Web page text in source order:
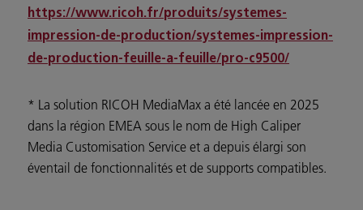
https://www.ricoh.fr/produits/systemes-
impression-de-production/systemes-impression-
de-production-feuille-a-feuille/pro-c9500/
* La solution RICOH MediaMax a été lancée en 2025
dans la région EMEA sous le nom de High Caliper
Media Customisation Service et a depuis élargi son
éventail de fonctionnalités et de supports compatibles.